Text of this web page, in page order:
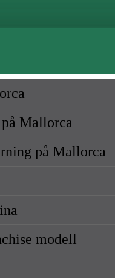
Mallorca
på Mallorca
modell